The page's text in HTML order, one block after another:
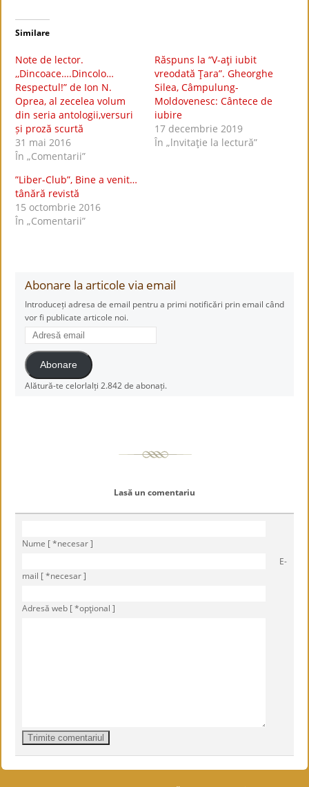
Similare
Note de lector.
,,Dincoace….Dincolo…
Respectul!” de Ion N.
Oprea, al zecelea volum
din seria antologii,versuri
și proză scurtă
31 mai 2016
În „Comentarii”
Răspuns la “V-aţi iubit
vreodată Ţara”. Gheorghe
Silea, Câmpulung-
Moldovenesc: Cântece de
iubire
17 decembrie 2019
În „lnvitaţie la lectură”
”Liber-Club”, Bine a venit…
tânără revistă
15 octombrie 2016
În „Comentarii”
Abonare la articole via email
Introduceți adresa de email pentru a primi notificări prin email când
vor fi publicate articole noi.
Adresă
email
Abonare
Alătură-te celorlalți 2.842 de abonați.
Lasă un comentariu
Nume [ *necesar ]
E-
mail [ *necesar ]
Adresă web [ *opţional ]